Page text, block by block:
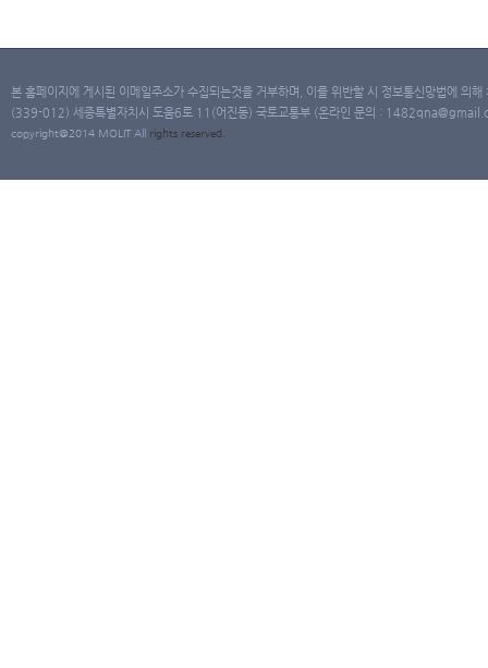
본 홈페이지에 게시된 이메일주소가 수집되는것을 거부하며, 이를 위반할 시 정보통신망법에 의
(339-012) 세종특별자치시 도움6로 11(어진동) 국토교통부 (온라인 문의 :
copyright@2014 MOLIT All rights reserved.